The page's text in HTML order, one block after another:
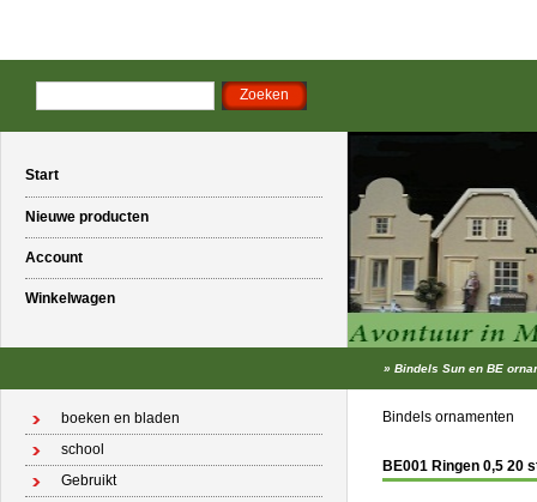
Start
Nieuwe producten
Account
Winkelwagen
» Bindels Sun en BE
boeken en bladen
school
Gebruikt
Bindels ornamenten
BE001 Ringen 0,5 20